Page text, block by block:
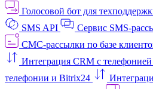
Голосовой бот для
SMS API
Сервис SMS-
СМС-рассылки по базе
Интеграция CRM с
телефонии и Bitrix24